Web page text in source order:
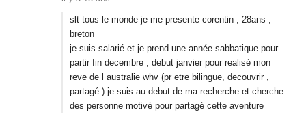
slt tous le monde je me presente corentin , 28ans ,
breton
je suis salarié et je prend une année sabbatique pour
partir fin decembre , debut janvier pour realisé mon
reve de l australie whv (pr etre bilingue, decouvrir ,
partagé ) je suis au debut de ma recherche et cherche
des personne motivé pour partagé cette aventure